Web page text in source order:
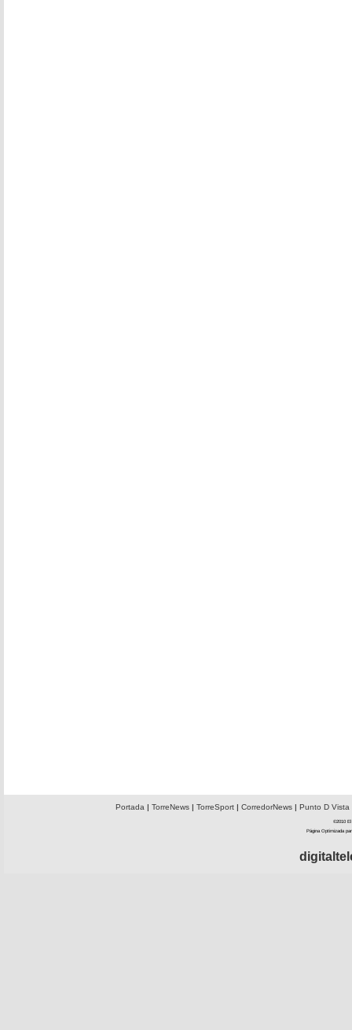
Portada | TorreNews| TorreSport| CorredorNews| Punto D Vista
©2010 El
Página Optimizada